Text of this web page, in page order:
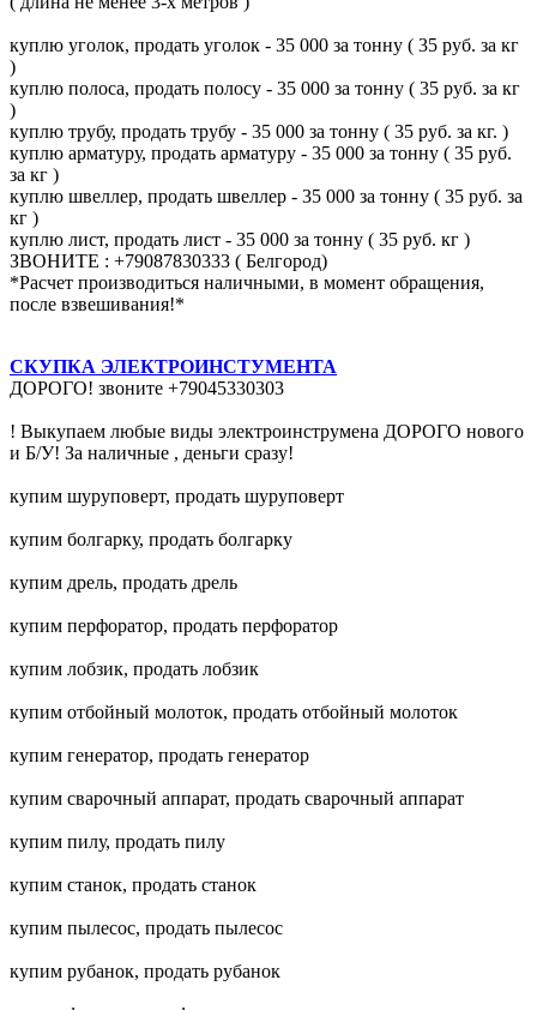
куплю уголок, продать уголок - 35 000 за тонну ( 35 руб. за кг
)
куплю полоса, продать полосу - 35 000 за тонну ( 35 руб. за кг
)
куплю трубу, продать трубу - 35 000 за тонну ( 35 руб. за кг. )
куплю арматуру, продать арматуру - 35 000 за тонну ( 35 руб.
за кг )
куплю швеллер, продать швеллер - 35 000 за тонну ( 35 руб. за
кг )
куплю лист, продать лист - 35 000 за тонну ( 35 руб. кг )
ЗВОНИТЕ : +79087830333 ( Белгород)
*Расчет производиться наличными, в момент обращения,
после взвешивания!*
СКУПКА ЭЛЕКТРОИНСТУМЕНТА
ДОРОГО! звоните +79045330303
! Выкупаем любые виды электроинструмена ДОРОГО нового
и Б/У! За наличные , деньги сразу!
купим шуруповерт, продать шуруповерт
купим болгарку, продать болгарку
купим дрель, продать дрель
купим перфоратор, продать перфоратор
купим лобзик, продать лобзик
купим отбойный молоток, продать отбойный молоток
купим генератор, продать генератор
купим сварочный аппарат, продать сварочный аппарат
купим пилу, продать пилу
купим станок, продать станок
купим пылесос, продать пылесос
купим рубанок, продать рубанок